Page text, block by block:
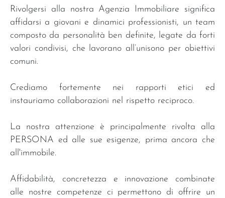
Rivolgersi alla nostra Agenzia Immobiliare significa
affidarsi a giovani e dinamici professionisti, un team
composto da personalità ben definite, legate da forti
valori condivisi, che lavorano all’unisono per obiettivi
comuni.
Crediamo fortemente nei rapporti etici ed
instauriamo collaborazioni nel rispetto reciproco.
La nostra attenzione è principalmente rivolta alla
PERSONA ed alle sue esigenze, prima ancora che
all'immobile.
Affidabilità, concretezza e innovazione combinate
alle nostre competenze ci permettono di offrire un